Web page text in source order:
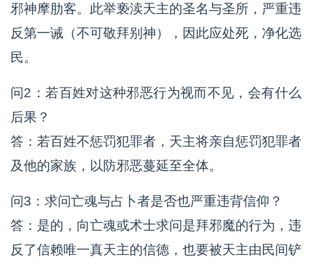
邪神摩肋客。此举亵渎天主的圣名与圣所，严重违
反第一诫（不可敬拜别神），因此应处死，净化选
民。
问2：若百姓对这种邪恶行为视而不见，会有什么
后果？
答：若百姓不惩罚犯罪者，天主将亲自惩罚犯罪者
及他的家族，以防邪恶蔓延至全体。
问3：求问亡魂与占卜者是否也严重违背信仰？
答：是的，向亡魂或术士求问是拜邪魔的行为，违
反了信赖唯一真天主的信德，也要被天主由民间铲